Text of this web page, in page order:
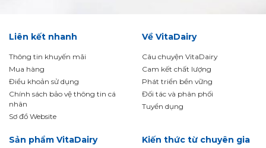
Liên kết nhanh
Thông tin khuyến mãi
Mua hàng
Điều khoản sử dụng
Chính sách bảo vệ thông tin cá
nhân
Sơ đồ Website
Về VitaDairy
Câu chuyện VitaDairy
Cam kết chất lượng
Phát triển bền vững
Đối tác và phân phối
Tuyển dụng
Sản phẩm VitaDairy Kiến thức từ chuyên gia